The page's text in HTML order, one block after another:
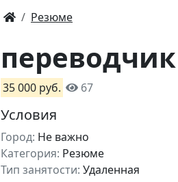
Резюме
переводчик
35 000 руб. 67
Условия
Город: Не важно
Категория: Резюме
Тип занятости: Удаленная